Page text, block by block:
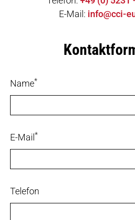
E-Mail: info@cci-
Name*
E-Mail *
Telefon